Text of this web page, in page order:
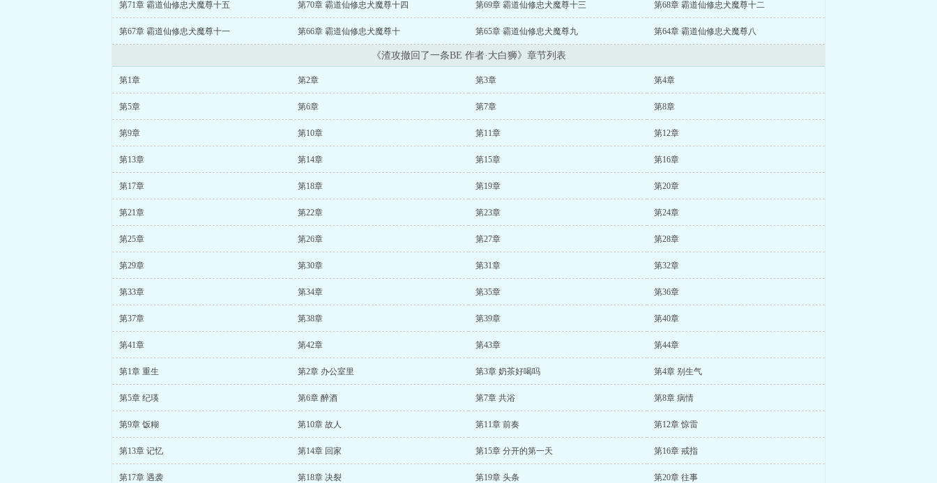
第71章 霸道仙修忠犬魔尊十五 第70章 霸道仙修忠犬魔尊十四 第69章 霸道仙修忠犬魔尊十三 第68章 霸道仙修忠犬魔尊十二
第67章 霸道仙修忠犬魔尊十一 第66章 霸道仙修忠犬魔尊十 第65章 霸道仙修忠犬魔尊九 第64章 霸道仙修忠犬魔尊八
《渣攻撤回了一条BE 作者·大白狮》章节列表
第1章 第2章 第3章 第4章
第5章 第6章 第7章 第8章
第9章 第10章 第11章 第12章
第13章 第14章 第15章 第16章
第17章 第18章 第19章 第20章
第21章 第22章 第23章 第24章
第25章 第26章 第27章 第28章
第29章 第30章 第31章 第32章
第33章 第34章 第35章 第36章
第37章 第38章 第39章 第40章
第41章 第42章 第43章 第44章
第1章 重生 第2章 办公室里 第3章 奶茶好喝吗 第4章 别生气
第5章 纪瑛 第6章 醉酒 第7章 共浴 第8章 病情
第9章 饭糊 第10章 故人 第11章 前奏 第12章 惊雷
第13章 记忆 第14章 回家 第15章 分开的第一天 第16章 戒指
第17章 遇袭 第18章 决裂 第19章 头条 第20章 往事